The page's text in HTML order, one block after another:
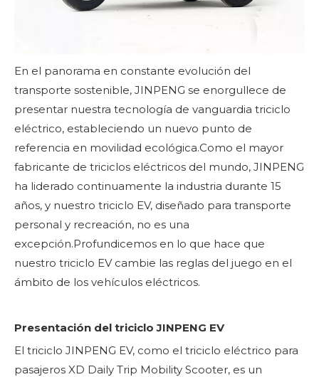
En el panorama en constante evolución del
transporte sostenible, JINPENG se enorgullece de
presentar nuestra tecnología de vanguardia triciclo
eléctrico, estableciendo un nuevo punto de
referencia en movilidad ecológica.Como el mayor
fabricante de triciclos eléctricos del mundo, JINPENG
ha liderado continuamente la industria durante 15
años, y nuestro triciclo EV, diseñado para transporte
personal y recreación, no es una
excepción.Profundicemos en lo que hace que
nuestro triciclo EV cambie las reglas del juego en el
ámbito de los vehículos eléctricos.
Presentación del triciclo JINPENG EV
El triciclo JINPENG EV, como el triciclo eléctrico para
pasajeros XD Daily Trip Mobility Scooter, es un